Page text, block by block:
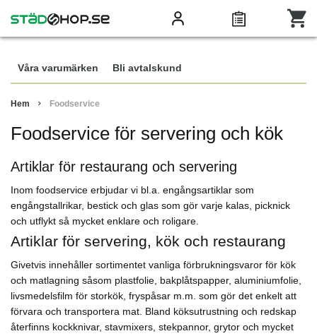
Våra varumärken Bli avtalskund
Hem Foodservice
Foodservice för servering och kök
Artiklar för restaurang och servering
Inom foodservice erbjudar vi bl.a. engångsartiklar som
engångstallrikar, bestick och glas som gör varje kalas, picknick
och utflykt så mycket enklare och roligare.
Artiklar för servering, kök och restaurang
Givetvis innehåller sortimentet vanliga förbrukningsvaror för kök
och matlagning såsom plastfolie, bakplåtspapper, aluminiumfolie,
livsmedelsfilm för storkök, fryspåsar m.m. som gör det enkelt att
förvara och transportera mat. Bland köksutrustning och redskap
återfinns kockknivar, stavmixers, stekpannor, grytor och mycket